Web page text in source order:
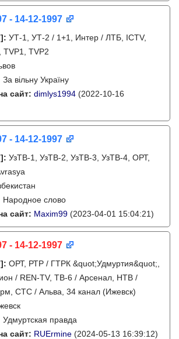
- 14-12-1997
: УТ-1, УТ-2 / 1+1, Интер / ЛТБ, ICTV,
TVP1, TVP2
За вільну Україну
сайт: dimlys1994 (2022-10-16
- 14-12-1997
: УзТВ-1, УзТВ-2, УзТВ-3, УзТВ-4, ОРТ,
Народное слово
сайт: Maxim99 (2023-04-01 15:04:21)
- 14-12-1997
: ОРТ, РТР / ГТРК &quot;Удмуртия&quot;,
/ REN-TV, ТВ-6 / Арсенал, НТВ /
СТС / Альва, 34 канал (Ижевск)
Удмуртская правда
сайт: RUErmine (2024-05-13 16:39:12)